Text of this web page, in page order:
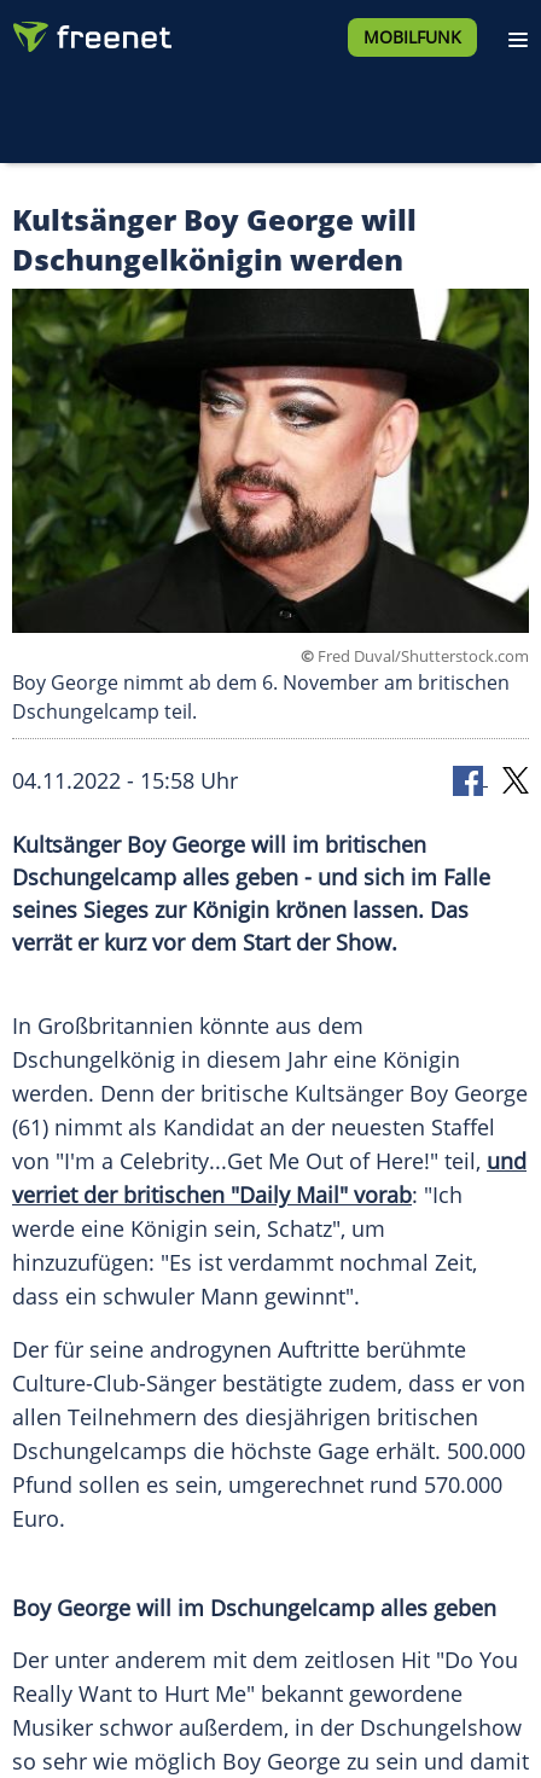
MOBILFUNK
Kultsänger Boy George will
Dschungelkönigin werden
© Fred Duval/Shutterstock.com
Boy George nimmt ab dem 6. November am britischen
Dschungelcamp teil.
04.11.2022 - 15:58 Uhr
Kultsänger Boy George will im britischen
Dschungelcamp alles geben - und sich im Falle
seines Sieges zur Königin krönen lassen. Das
verrät er kurz vor dem Start der Show.
In Großbritannien könnte aus dem
Dschungelkönig in diesem Jahr eine Königin
werden. Denn der britische Kultsänger Boy George
(61) nimmt als Kandidat an der neuesten Staffel
von "I'm a Celebrity...Get Me Out of Here!" teil, und
verriet der britischen "Daily Mail" vorab: "Ich
werde eine Königin sein, Schatz", um
hinzuzufügen: "Es ist verdammt nochmal Zeit,
dass ein schwuler Mann gewinnt".
Der für seine androgynen Auftritte berühmte
Culture-Club-Sänger bestätigte zudem, dass er von
allen Teilnehmern des diesjährigen britischen
Dschungelcamps die höchste Gage erhält. 500.000
Pfund sollen es sein, umgerechnet rund 570.000
Euro.
Boy George will im Dschungelcamp alles geben
Der unter anderem mit dem zeitlosen Hit "Do You
Really Want to Hurt Me" bekannt gewordene
Musiker schwor außerdem, in der Dschungelshow
so sehr wie möglich Boy George zu sein und damit